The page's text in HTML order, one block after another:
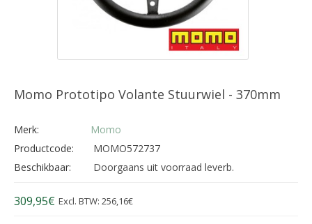
Momo Prototipo Volante Stuurwiel - 370mm
Merk:
Momo
Productcode:
MOMO572737
Beschikbaar:
Doorgaans uit voorraad leverb.
309,95€ Excl. BTW: 256,16€